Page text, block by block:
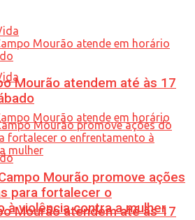
Mourão atendem até às 17
Mourão atendem até às 17
Mourão promove ações
para fortalecer o
à violência contra a mulher